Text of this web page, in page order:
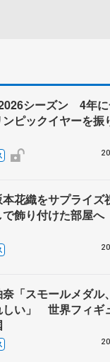
シーズン 4年
ピックイヤーを振
本花織をサプライ
で飾り付けた部屋へ
「スモールメダル
しい」 世界フィギ